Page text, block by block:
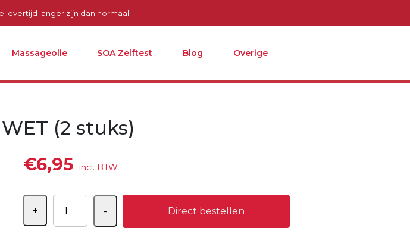
levertijd langer zijn dan normaal.
Massageolie SOA Zelftest Blog Overige
(2 stuks)
€6,95 incl. BTW
+
-
Direct bestellen